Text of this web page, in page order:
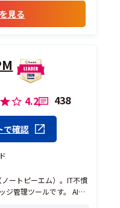
見る
4.2 438
で確認
ートピーエム）。IT不慣
ジ管理ツールです。 AIチ